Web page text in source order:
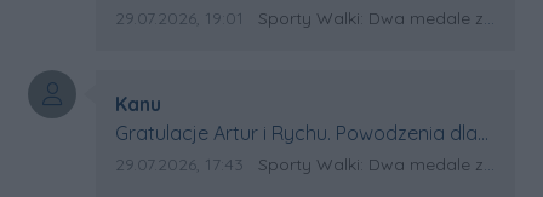
Data dodania komentarza:
29.07.2026, 19:01 Źródło komentarza:
Sporty Walki: Dwa medale za oceanem
Autor komentarza:
Kanu
Treść komentarza:
Gratulacje Artur i Rychu. Powodzenia dla
Kirgistanu.
Data dodania komentarza:
29.07.2026, 17:43 Źródło komentarza:
Sporty Walki: Dwa medale za oceanem